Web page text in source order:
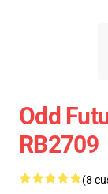
Odd
RB2709
(8